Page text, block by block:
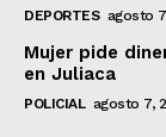
DEPORTES agosto
Mujer pide
en Juliaca
POLICIAL agosto 7,